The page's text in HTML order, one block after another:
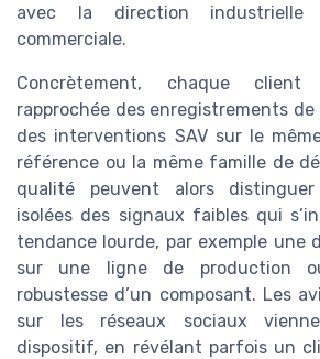
avec la direction
commerciale.
Concrètement, chaque client
rapprochée des enregistrements
des interventions SAV sur le
référence ou la même famille de
qualité peuvent alors
isolées des signaux faibles qui
tendance lourde, par exemple une
sur une ligne de production
robustesse d’un composant. Les
sur les réseaux sociaux
dispositif, en révélant parfois un